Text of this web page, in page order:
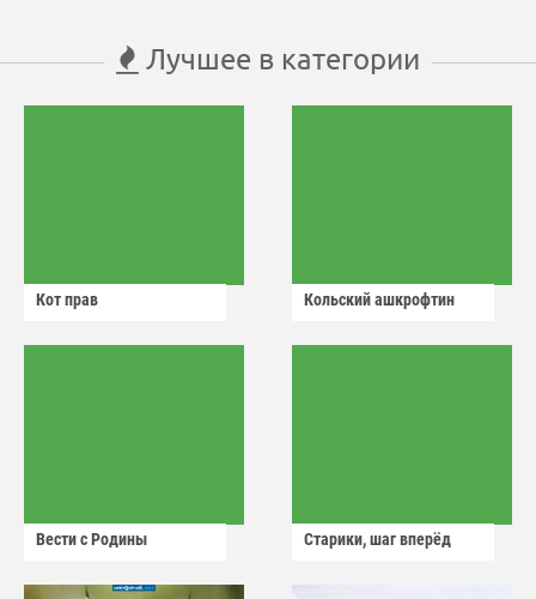
Лучшее в категории
Кот прав Кольский ашкрофтин
Вести с Родины Старики, шаг вперёд